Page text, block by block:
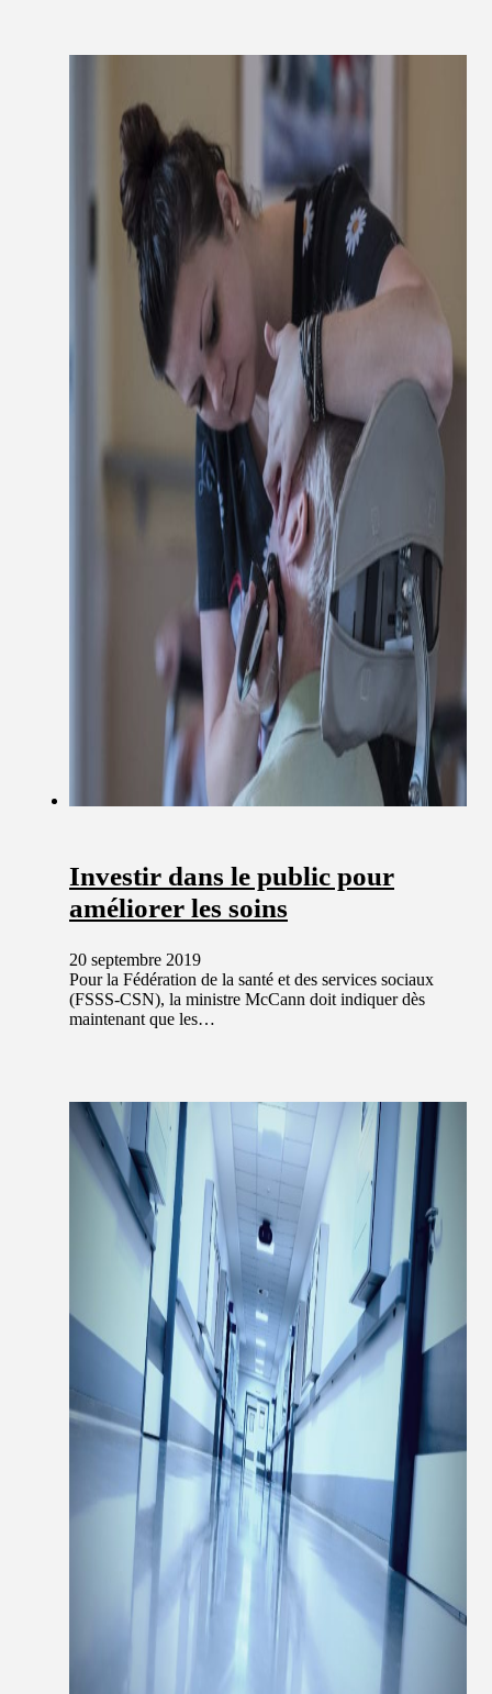
Investir dans le public pour
améliorer les soins
20 septembre 2019
Pour la Fédération de la santé et des services sociaux
(FSSS-CSN), la ministre McCann doit indiquer dès
maintenant que les…